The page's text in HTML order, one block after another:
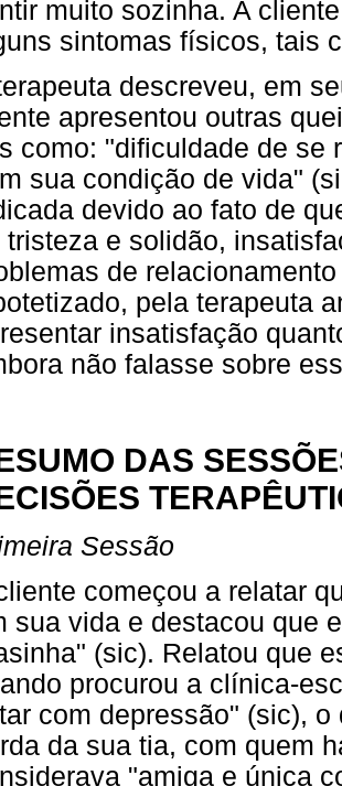
muito sozinha. A
sintomas físicos, tais
descreveu, em
apresentou outras
como: "dificuldade de se
sua condição de vida"
devido ao fato de
tristeza e solidão,
de
pela terapeuta
insatisfação
não falasse sobre
DAS
Sessão
começou a relatar
sua vida e destacou que
(sic). Relatou que
procurou a clínica-
com depressão" (sic),
da sua tia, com quem
"amiga e única